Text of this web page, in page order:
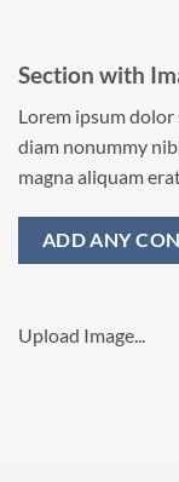
Section with
Lorem ipsum
diam nonummy
magna aliquam
ADD ANY
Upload Image...